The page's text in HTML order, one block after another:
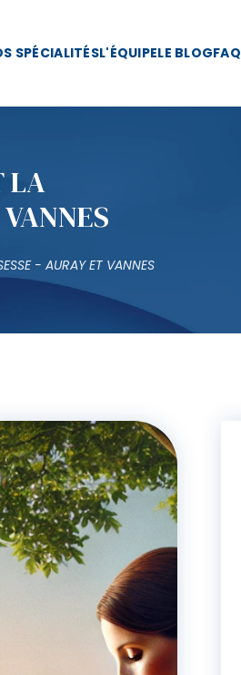
SPÉCIALITÉSL'ÉQUIPELE BLOGFAQ
LA
- AURAY ET VANNES